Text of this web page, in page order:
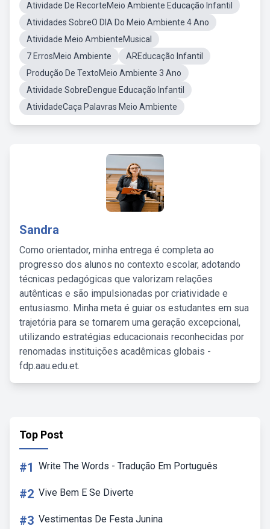
Atividade De RecorteMeio Ambiente Educação Infantil
Atividades SobreO DIA Do Meio Ambiente 4 Ano
Atividade Meio AmbienteMusical
7 ErrosMeio Ambiente
AREducação Infantil
Produção De TextoMeio Ambiente 3 Ano
Atividade SobreDengue Educação Infantil
AtividadeCaça Palavras Meio Ambiente
Sandra
Como orientador, minha entrega é completa ao
progresso dos alunos no contexto escolar, adotando
técnicas pedagógicas que valorizam relações
autênticas e são impulsionadas por criatividade e
entusiasmo. Minha meta é guiar os estudantes em sua
trajetória para se tornarem uma geração excepcional,
utilizando estratégias educacionais reconhecidas por
renomadas instituições acadêmicas globais -
fdp.aau.edu.et.
Top Post
#1 Write The Words - Tradução Em Português
#2 Vive Bem E Se Diverte
#3 Vestimentas De Festa Junina